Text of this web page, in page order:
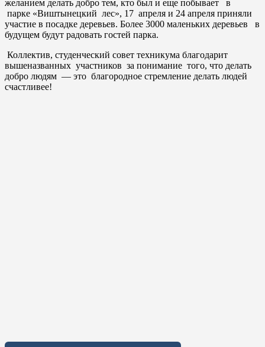
желанием делать добро тем, кто был и еще побывает в
парке «Виштынецкий лес», 17 апреля и 24 апреля приняли
участие в посадке деревьев. Более 3000 маленьких деревьев в
будущем будут радовать гостей парка.
Коллектив, студенческий совет техникума благодарит
вышеназванных участников за понимание того, что делать
добро людям — это благородное стремление делать людей
счастливее!